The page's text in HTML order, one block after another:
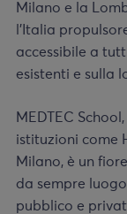
Milano e la
l’Italia
accessibile a
esistenti e sulla
MEDTEC
istituzioni come
Milano, è un
da sempre
pubblico e